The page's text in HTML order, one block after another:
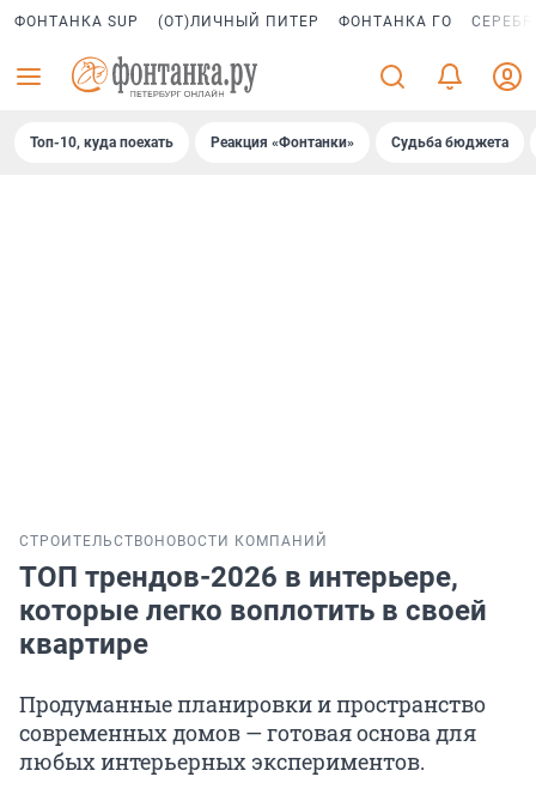
ФОНТАНКА SUP (ОТ)ЛИЧНЫЙ ПИТЕР ФОНТАНКА ГО
Топ-10, куда поехать Реакция «Фонтанки» Судьба бюджета
СТРОИТЕЛЬСТВО НОВОСТИ КОМПАНИЙ
ТОП трендов-2026 в интерьере,
которые легко воплотить в своей
квартире
Продуманные планировки и пространство
современных домов — готовая основа для
любых интерьерных экспериментов.